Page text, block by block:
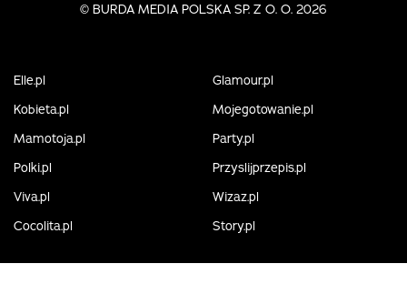
© BURDA MEDIA POLSKA SP. Z O. O. 2026
Elle.pl
Glamour.pl
Kobieta.pl
Mojegotowanie.pl
Mamotoja.pl
Party.pl
Polki.pl
Przyslijprzepis.pl
Viva.pl
Wizaz.pl
Cocolita.pl
Story.pl